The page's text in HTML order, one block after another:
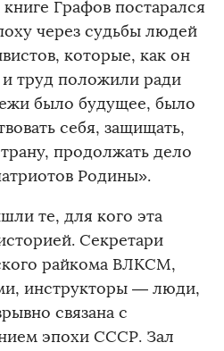
Графов постарался
через судьбы людей
которые, как он
труд положили ради
было будущее, было
себя, защищать,
продолжать дело
Родины».
те, для кого эта
Секретари
райкома ВЛКСМ,
инструкторы — люди,
связана с
эпохи СССР. Зал